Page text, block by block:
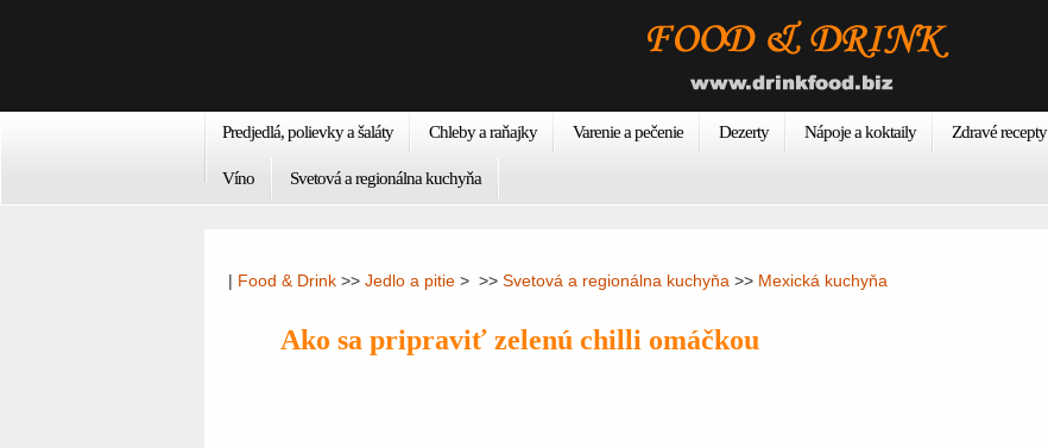
Predjedlá, polievky a šaláty Chleby a raňajky Varenie a pečenie Dezerty Nápoje a koktaily Zdravé recepty
Víno Svetová a regionálna kuchyňa
| Food & Drink >> Jedlo a pitie > >> Svetová a regionálna kuchyňa >> Mexická kuchyňa
Ako sa pripraviť zelenú chilli omáčkou